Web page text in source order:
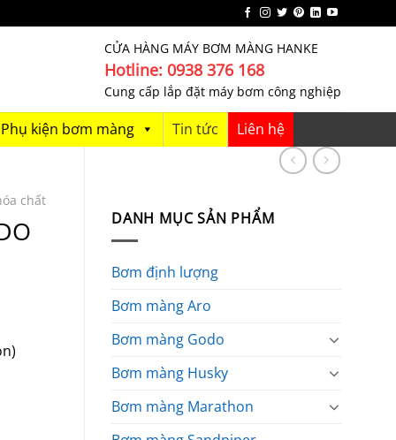
CỬA HÀNG MÁY BƠM MÀNG HANKE
Hotline: 0938 376 168
Cung cấp lắp đặt máy bơm công nghiệp
Phụ kiện bơm màng Tin tức Liên hệ
DANH MỤC SẢN PHẨM
Bơm định lượng
Bơm màng Aro
Bơm màng Godo
Bơm màng Husky
Bơm màng Marathon
chất